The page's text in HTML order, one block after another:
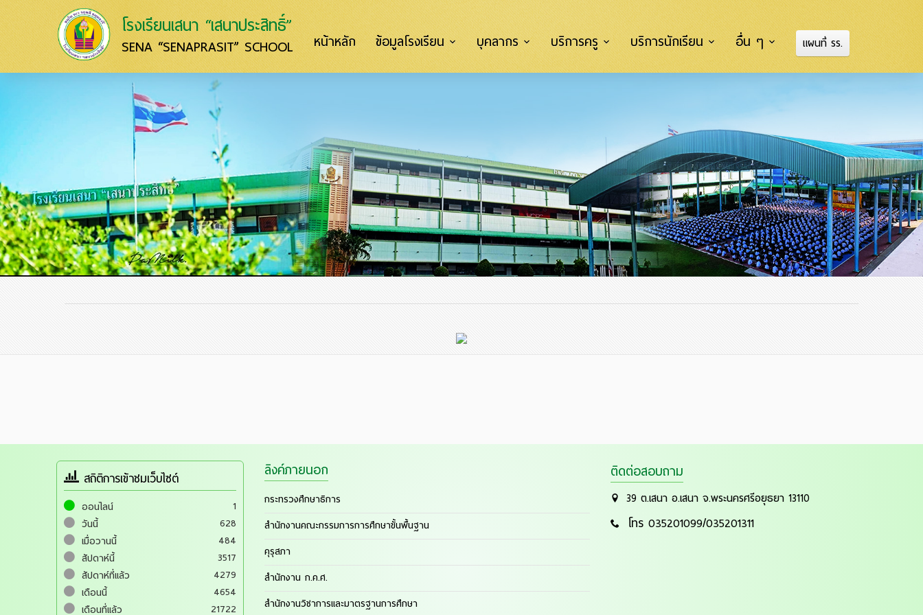
โรงเรียนเสนา “เสนาประสิทธิ์”
SENA “SENAPRASIT” SCHOOL หน้าหลัก ข้อมูลโรงเรียน บุคลากร บริการครู บริการนักเรียน อื่น ๆ แผนที่ รร.
สถิติการเข้าชมเว็บไซต์
ออนไลน์
1
วันนี้
628
เมื่อวานนี้
484
สัปดาห์นี้
3517
สัปดาห์ที่แล้ว
4279
เดือนนี้
4654
เดือนที่แล้ว
21722
ลิงค์ภายนอก
กระทรวงศึกษาธิการ
สำนักงานคณะกรรมการการศึกษาขั้นพื้นฐาน
คุรุสภา
สำนักงาน ก.ค.ศ.
สำนักงานวิชาการและมาตรฐานการศึกษา
ติดต่อสอบถาม
39 ต.เสนา อ.เสนา จ.พระนครศรีอยุธยา 13110
โทร 035201099/035201311